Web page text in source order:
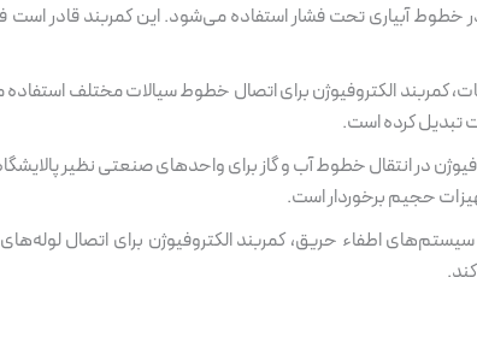
در خطوط آبیاری تحت فشار استفاده می‌شود. این کمربند قادر
کمربند الکتروفیوژن برای اتصال خطوط سیالات مختلف
تبدیل کرده است.
در انتقال خطوط آب و گاز برای واحدهای صنعتی نظیر
حجیم برخوردار است.
اطفاء حریق، کمربند الکتروفیوژن برای اتصال